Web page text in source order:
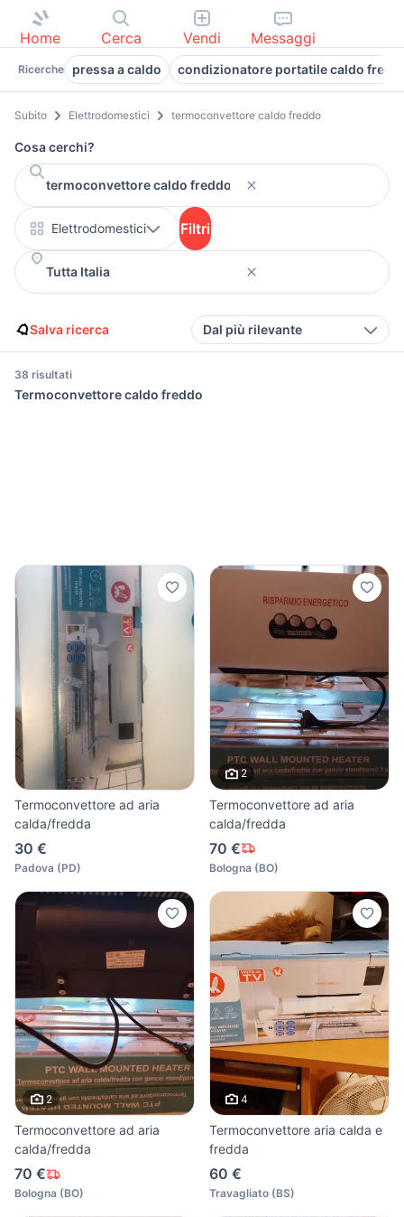
Home Cerca Vendi Messaggi
Ricerche pressa a caldo condizionatore portatile caldo
Subito Elettrodomestici termoconvettore caldo freddo
Cosa cerchi?
Elettrodomestici Filtri
Salva ricerca Dal più rilevante
38 risultati
Termoconvettore caldo freddo
Termoconvettore ad aria
calda/fredda
30 €
Padova (PD)
2
Termoconvettore ad aria
calda/fredda
70 €
Bologna (BO)
2
Termoconvettore ad aria
calda/fredda
70 €
Bologna (BO)
4
Termoconvettore aria calda e
fredda
60 €
Travagliato (BS)